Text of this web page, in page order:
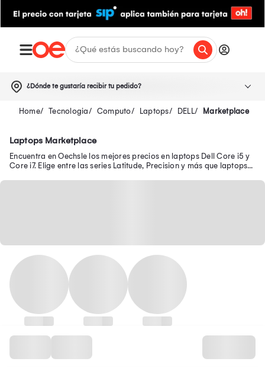
¿Dónde te gustaría recibir tu pedido?
Tecnologia Computo Laptops DELL Marketplace
Laptops Marketplace
Encuentra en Oechsle los mejores precios en laptops Dell Core i5 y
Core i7. Elige entre las series Latitude, Precision y más que laptops